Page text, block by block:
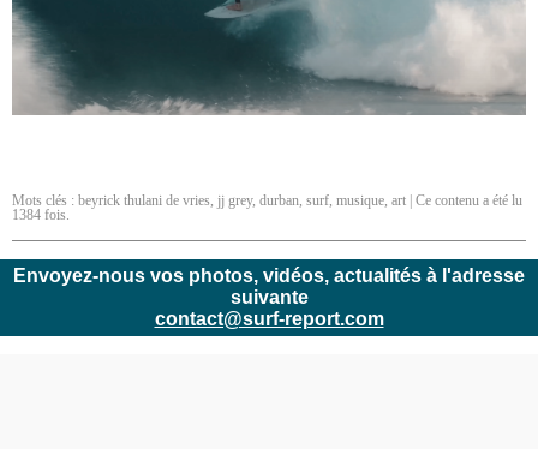
Mots clés : beyrick thulani de vries, jj grey, durban, surf, musique, art | Ce contenu a été lu
1384 fois.
Envoyez-nous vos photos, vidéos, actualités à l'adresse
suivante
contact@surf-report.com